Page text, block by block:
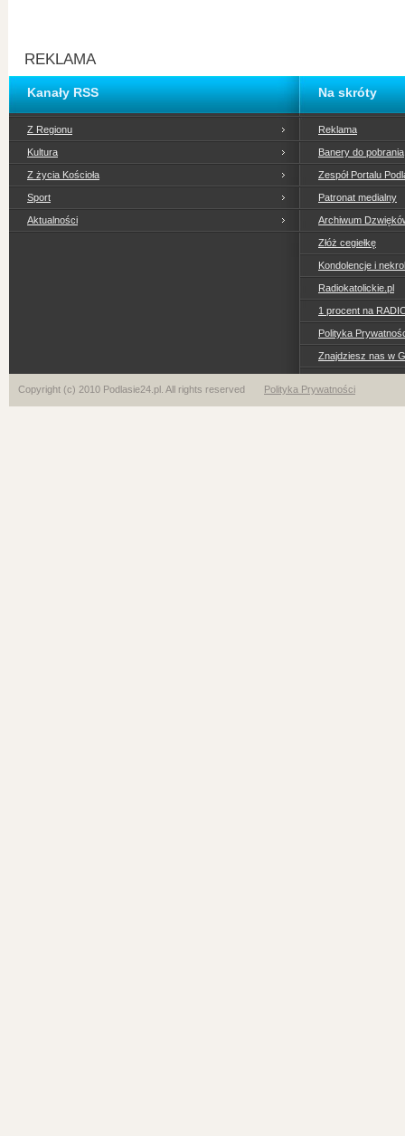
REKLAMA
Kanały RSS
Z Regionu
Kultura
Z życia Kościoła
Sport
Aktualności
Na skróty
Reklama
Banery do pobrania
Zespół Portalu
Patronat medialny
Archiwum
Złóż cegiełkę
Kondolencje i
Radiokatolickie.pl
1 procent na
Polityka
Znajdziesz nas w
Copyright (c) 2010 Podlasie24.pl. All rights reserved Polityka Prywatności